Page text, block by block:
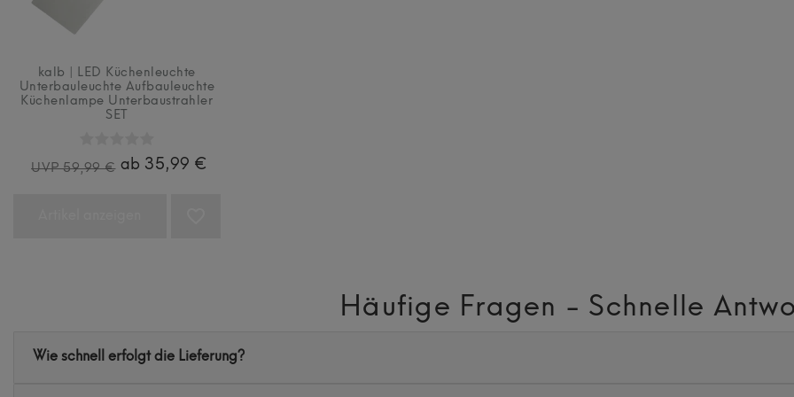
kalb | LED Küchenleuchte
Unterbauleuchte Aufbauleuchte
Küchenlampe Unterbaustrahler
SET
UVP 59,99 € ab 35,99 €
Häufige Fragen - Schnelle
Wie schnell erfolgt die Lieferung?